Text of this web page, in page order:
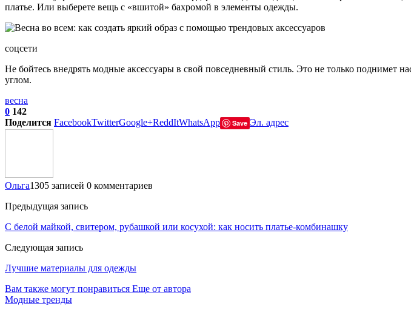
платье. Или выберете вещь с «вшитой» бахромой в элементы одежды.
соцсети
Не бойтесь внедрять модные аксессуары в свой повседневный стиль. Это не только поднимет
углом.
весна
0 142
Поделится FacebookTwitterGoogle+ReddItWhatsApp Save Эл. адрес
Ольга1305 записей 0 комментариев
Предыдущая запись
С белой майкой, свитером, рубашкой или косухой: как носить платье-комбинашку
Следующая запись
Лучшие материалы для одежды
Вам также могут понравиться Еще от автора
Модные тренды